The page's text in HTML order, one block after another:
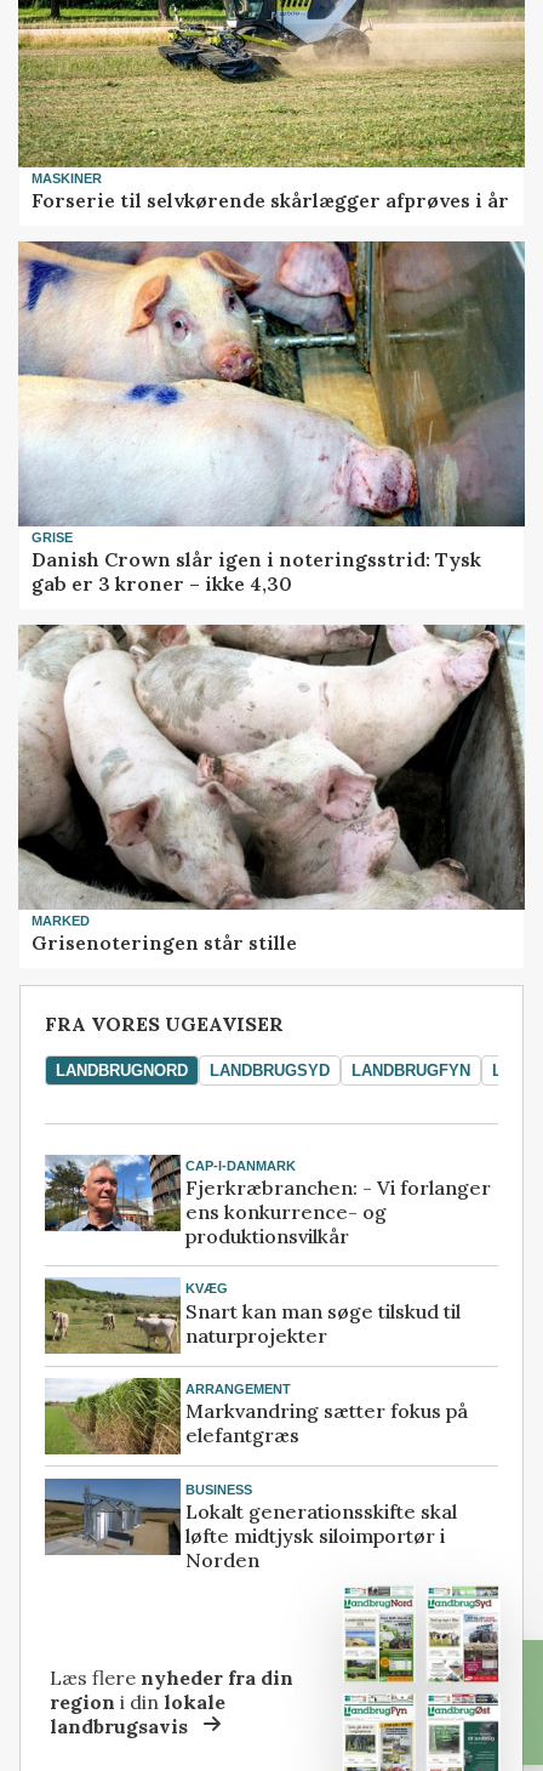
MASKINER
Forserie til selvkørende skårlægger afprøves i år
GRISE
Danish Crown slår igen i noteringsstrid: Tysk
gab er 3 kroner – ikke 4,30
MARKED
Grisenoteringen står stille
FRA VORES UGEAVISER
LANDBRUGNORD LANDBRUGSYD LANDBRUGFYN
CAP-I-DANMARK
Fjerkræbranchen: - Vi forlanger
ens konkurrence- og
produktionsvilkår
KVÆG
Snart kan man søge tilskud til
naturprojekter
ARRANGEMENT
Markvandring sætter fokus på
elefantgræs
BUSINESS
Lokalt generationsskifte skal
løfte midtjysk siloimportør i
Norden
Læs flere nyheder fra din
region i dinlokale
landbrugsavis